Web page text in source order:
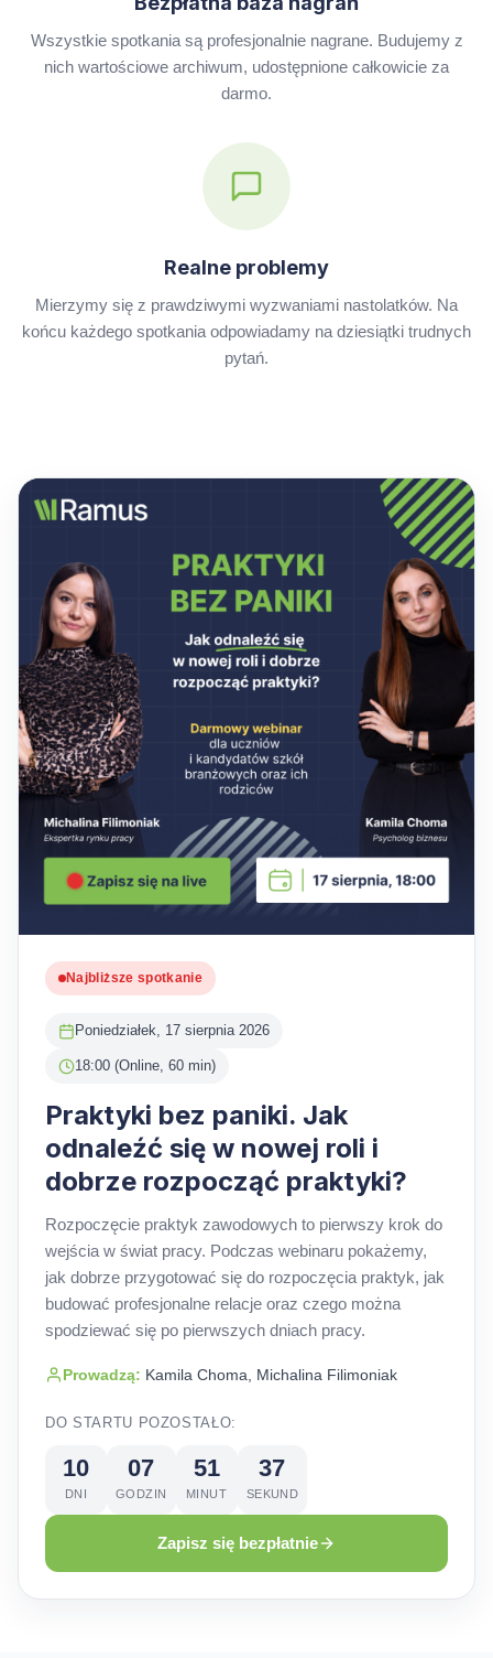
Wszystkie spotkania są profesjonalnie nagrane. Budujemy z
nich wartościowe archiwum, udostępnione całkowicie za
darmo.
Realne problemy
Mierzymy się z prawdziwymi wyzwaniami nastolatków. Na
końcu każdego spotkania odpowiadamy na dziesiątki trudnych
pytań.
Najbliższe spotkanie
Poniedziałek, 17 sierpnia 2026
18:00 (Online, 60 min)
Praktyki bez paniki. Jak
odnaleźć się w nowej roli i
dobrze rozpocząć praktyki?
Rozpoczęcie praktyk zawodowych to pierwszy krok do
wejścia w świat pracy. Podczas webinaru pokażemy,
jak dobrze przygotować się do rozpoczęcia praktyk, jak
budować profesjonalne relacje oraz czego można
spodziewać się po pierwszych dniach pracy.
Prowadzą: Kamila Choma, Michalina Filimoniak
DO STARTU POZOSTAŁO:
10
DNI
07
GODZIN
51
MINUT
36
SEKUND
Zapisz się bezpłatnie